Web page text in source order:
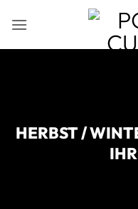
Inhalt
HERBST /